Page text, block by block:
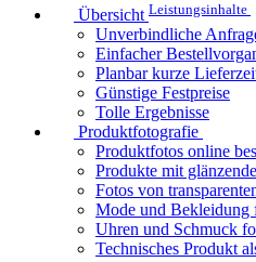
Übersicht Leistungsinhalte
Unverbindliche
Einfacher
Planbar kurze
Günstige Festpreise
Tolle Ergebnisse
Produktfotografie
Produktfotos online
Produkte mit
Fotos von
Mode und Bekleidung
Uhren und Schmuck
Technisches Produkt